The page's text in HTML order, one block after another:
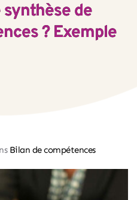
synthèse de
? Exemple
Bilan de compétences